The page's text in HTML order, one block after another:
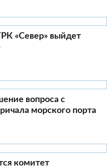
«Север» выйдет
вопроса с
морского порта
комитет